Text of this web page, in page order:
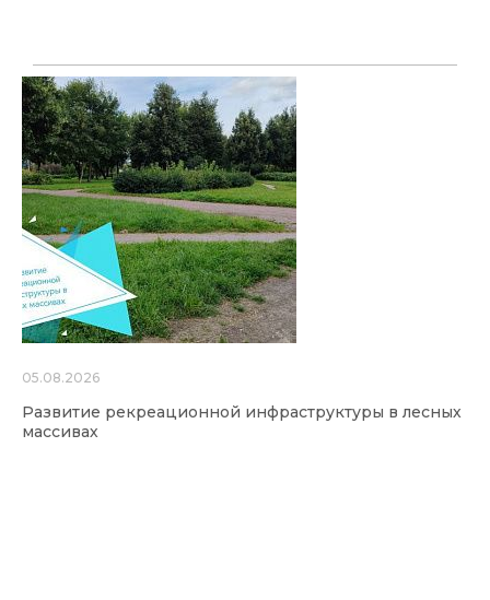
05.08.2026
Развитие рекреационной инфраструктуры в лесных
массивах